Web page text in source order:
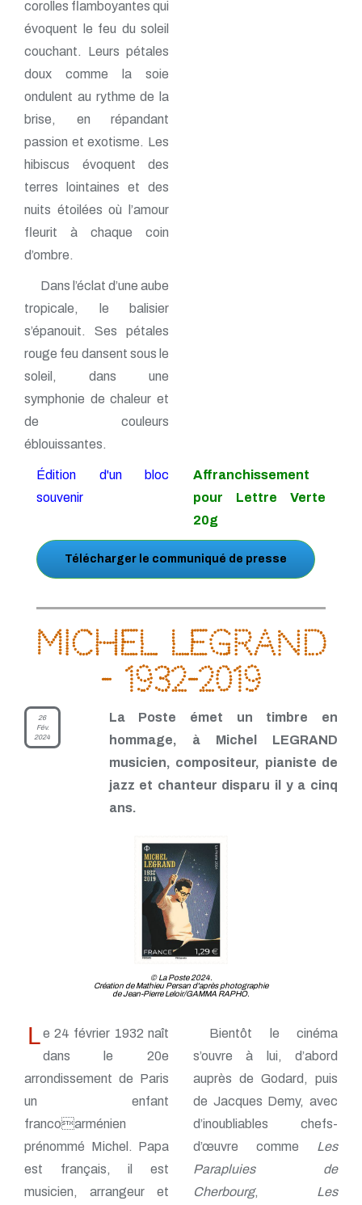
corolles flamboyantes qui
évoquent le feu du soleil
couchant. Leurs pétales
doux comme la soie
ondulent au rythme de la
brise, en répandant
passion et exotisme. Les
hibiscus évoquent des
terres lointaines et des
nuits étoilées où l’amour
fleurit à chaque coin
d’ombre.
Dans l’éclat d’une aube
tropicale, le balisier
s’épanouit. Ses pétales
rouge feu dansent sous le
soleil, dans une
symphonie de chaleur et
de couleurs
éblouissantes.
Édition d'un bloc
souvenir
Affranchissement
pour Lettre Verte
20g
Télécharger le communiqué de presse
Michel Legrand
- 1932-2019
26
Fév.
2024
La Poste émet un timbre en
hommage, à Michel LEGRAND
musicien, compositeur, pianiste de
jazz et chanteur disparu il y a cinq
ans.
© La Poste 2024.
Création de Mathieu Persan d'après photographie
de Jean-Pierre Leloir/GAMMA RAPHO.
Le 24 février 1932 naît
dans le 20e
arrondissement de Paris
un enfant
francoarménien
prénommé Michel. Papa
est français, il est
musicien, arrangeur et
Bientôt le cinéma
s’ouvre à lui, d’abord
auprès de Godard, puis
de Jacques Demy, avec
d’inoubliables chefs-
d’œuvre comme Les
Parapluies de
Cherbourg, Les